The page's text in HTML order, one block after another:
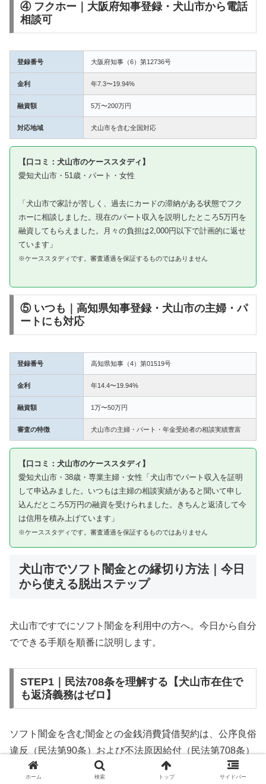
④ フクホー｜大阪府知事登録・犬山市から電話
相談可
登録番号 大阪府知事（6）第12736号
金利 年7.3〜19.94%
融資額 5万〜200万円
対応地域 犬山市を含む全国対応
【口コミ：犬山市のケーススタディ】
愛知犬山市・51歳・パート・女性
「犬山市で家計が苦しく、過去にカードの滞納がある状態でフク
ホーに相談しました。現在のパート収入を説明したところ5万円を
融資してもらえました。月々の負担は2,000円以下で計画的に返せ
ています」
※ケーススタディです。審査通過を保証するものではありません
⑤ いつも｜高知県知事登録・犬山市の主婦・パ
ートにも対応
登録番号 高知県知事（4）第01519号
金利 年14.4〜19.94%
融資額 1万〜50万円
審査の特徴 犬山市の主婦・パート・年金受給者の相談実績豊富
【口コミ：犬山市のケーススタディ】
愛知犬山市・38歳・専業主婦・女性「犬山市でパート収入を証明
して申込みました。いつもは主婦の相談実績があると聞いて申し
込んだところ5万円の融資を受けられました。きちんと返済して今
は信用を積み上げています」
※ケーススタディです。審査通過を保証するものではありません
犬山市でソフト闇金との縁切り方法｜今日
から使える脱出ステップ
犬山市ですでにソフト闇金を利用中の方へ。今日から自分
でできる手順を順番に説明します。
STEP1｜民法708条を理解する【犬山市在住で
も返済義務はゼロ】
ソフト闇金を含む闇金との金銭消費貸借契約は、公序良俗
違反（民法第90条）および不法原因給付（民法第708条）
に該当するため、法的には無効です。犬山市在住であって
ホーム 検索 トップ サイドバー